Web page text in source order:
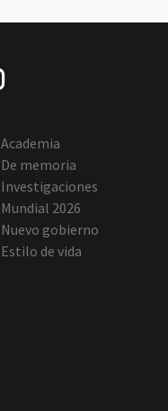
Academia
De memoria
Investigaciones
Mundial 2026
Nuevo gobierno
Estilo de vida